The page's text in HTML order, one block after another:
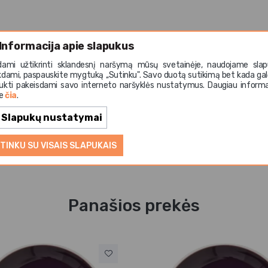
Informacija apie slapukus
užtikrinti sklandesnį naršymą mūsų svetainėje, naudojame
paspauskite mygtuką ,,Sutinku". Savo duotą sutikimą bet kada
pakeisdami savo interneto naršyklės nustatymus. Daugiau
čia.
Slapukų nustatymai
SU VISAIS SLAPUKAIS
ml – elegantiškas puodelis su natūraliu alyvuogių
suteikia modernumo ir jaukumo, todėl puodelis
karštiems gėrimams. Patogus dydis ir tvirtas dizainas
namuose bei profesionaliam HoReCa sektoriuje.
Panašios prekės